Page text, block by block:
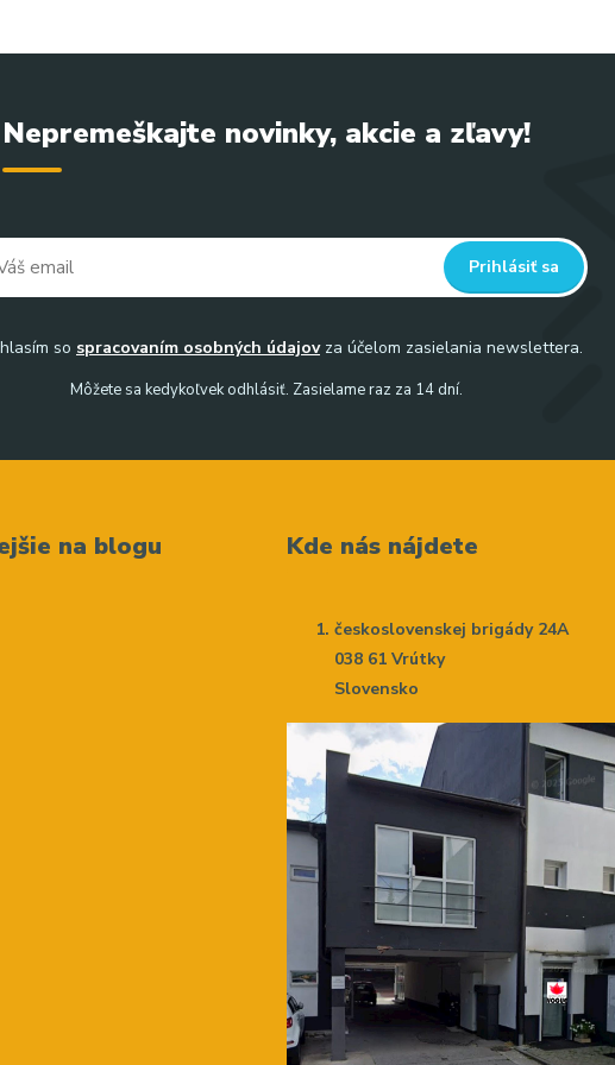
Nepremeškajte novinky, akcie a zľavy!
Prihlásiť sa
so spracovaním osobných údajovza účelom zasielania newslettera.
Môžete sa kedykoľvek odhlásiť. Zasielame raz za 14 dní.
na blogu Kde nás nájdete
československej brigády 24A
038 61 Vrútky
Slovensko